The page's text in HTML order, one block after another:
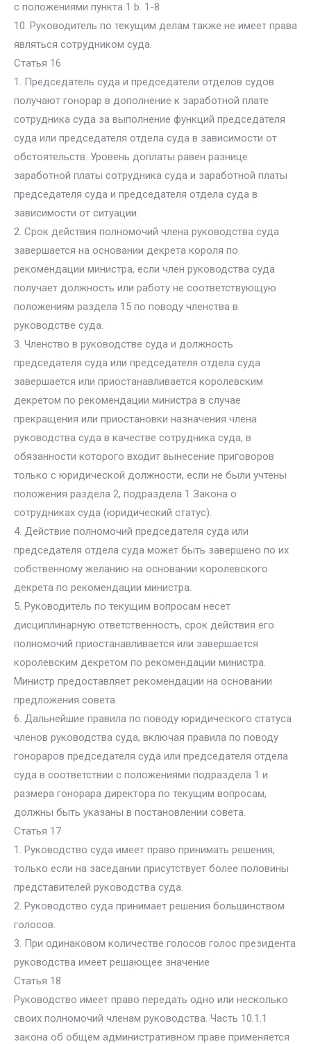
с положениями пункта 1 b. 1-8
10. Руководитель по текущим делам также не имеет права
являться сотрудником суда.
Статья 16
1. Председатель суда и председатели отделов судов
получают гонорар в дополнение к заработной плате
сотрудника суда за выполнение функций председателя
суда или председателя отдела суда в зависимости от
обстоятельств. Уровень доплаты равен разнице
заработной платы сотрудника суда и заработной платы
председателя суда и председателя отдела суда в
зависимости от ситуации.
2. Срок действия полномочий члена руководства суда
завершается на основании декрета короля по
рекомендации министра, если член руководства суда
получает должность или работу не соответствующую
положениям раздела 15 по поводу членства в
руководстве суда.
3. Членство в руководстве суда и должность
председателя суда или председателя отдела суда
завершается или приостанавливается королевским
декретом по рекомендации министра в случае
прекращения или приостановки назначения члена
руководства суда в качестве сотрудника суда, в
обязанности которого входит вынесение приговоров
только с юридической должности, если не были учтены
положения раздела 2, подраздела 1 Закона о
сотрудниках суда (юридический статус).
4. Действие полномочий председателя суда или
председателя отдела суда может быть завершено по их
собственному желанию на основании королевского
декрета по рекомендации министра.
5. Руководитель по текущим вопросам несет
дисциплинарную ответственность, срок действия его
полномочий приостанавливается или завершается
королевским декретом по рекомендации министра.
Министр предоставляет рекомендации на основании
предложения совета.
6. Дальнейшие правила по поводу юридического статуса
членов руководства суда, включая правила по поводу
гонораров председателя суда или председателя отдела
суда в соответствии с положениями подраздела 1 и
размера гонорара директора по текущим вопросам,
должны быть указаны в постановлении совета.
Статья 17
1. Руководство суда имеет право принимать решения,
только если на заседании присутствует более половины
представителей руководства суда.
2. Руководство суда принимает решения большинством
голосов.
3. При одинаковом количестве голосов голос президента
руководства имеет решающее значение
Статья 18
Руководство имеет право передать одно или несколько
своих полномочий членам руководства. Часть 10.1.1
закона об общем административном праве применяется